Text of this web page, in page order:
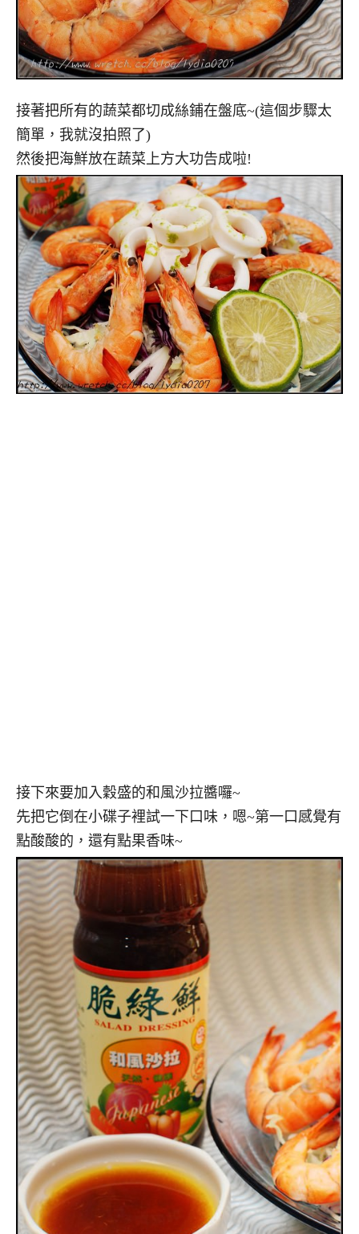
接著把所有的蔬菜都切成絲鋪在盤底~(這個步驟太
簡單，我就沒拍照了)
然後把海鮮放在蔬菜上方大功告成啦!
接下來要加入穀盛的和風沙拉醬囉~
先把它倒在小碟子裡試一下口味，嗯~第一口感覺有
點酸酸的，還有點果香味~